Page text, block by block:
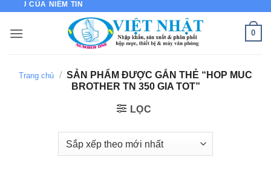
nội
HIỆU CỦA NIỀM TIN
0
Trang chủ / SẢN PHẨM ĐƯỢC GẮN THẺ “HOP MUC
BROTHER TN 350 GIA TOT”
LỌC